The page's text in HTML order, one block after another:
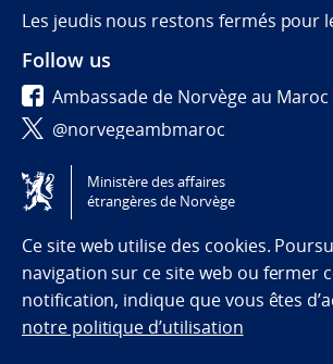
Les jeudis nous restons fermés pour
Follow us
Ambassade de Norvège au Maroc
@norvegeambmaroc
@norwayinmorocco
Tilgjengelighetserklæring /
(NO)
Ministère des affaires
étrangères de Norvège
Ce site web utilise des cookies.
navigation sur ce site web ou fermer
notification, indique que vous êtes
notre politique d’utilisation